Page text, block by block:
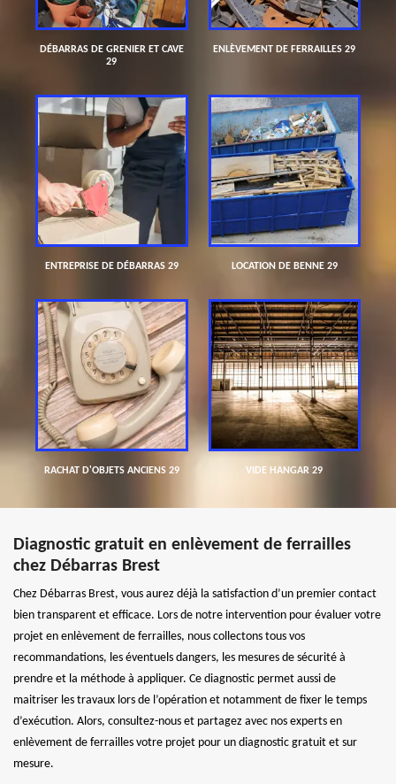
DÉBARRAS DE GRENIER ET CAVE
29
ENLÈVEMENT DE FERRAILLES 29
ENTREPRISE DE DÉBARRAS 29 LOCATION DE BENNE 29
RACHAT D'OBJETS ANCIENS 29 VIDE HANGAR 29
Diagnostic gratuit en enlèvement de ferrailles
chez Débarras Brest
Chez Débarras Brest, vous aurez déjà la satisfaction d’un premier contact
bien transparent et efficace. Lors de notre intervention pour évaluer votre
projet en enlèvement de ferrailles, nous collectons tous vos
recommandations, les éventuels dangers, les mesures de sécurité à
prendre et la méthode à appliquer. Ce diagnostic permet aussi de
maitriser les travaux lors de l’opération et notamment de fixer le temps
d’exécution. Alors, consultez-nous et partagez avec nos experts en
enlèvement de ferrailles votre projet pour un diagnostic gratuit et sur
mesure.